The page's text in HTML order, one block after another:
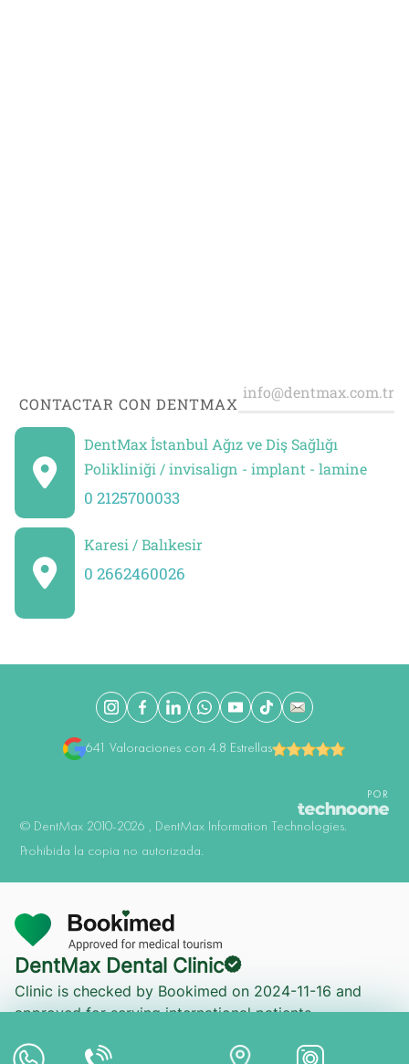
CONTACTAR CON DENTMAX
DentMax İstanbul Ağız ve Diş Sağlığı
Polikliniği / invisalign - implant - lamine
0 2125700033
Karesi / Balıkesir
0 2662460026
Consulta en Línea
Cita en Línea
Pago en Línea
Bağlantıyı Kopyala Facebook
641 Valoraciones con 4.8 Estrellas
©️ DentMax 2010-2026 , DentMax Information Technologies.
Prohibida la copia no autorizada.
POR
DentMax Dental Clinic
Clinic is checked by Bookimed on 2024-11-16 and
approved for serving international patients.